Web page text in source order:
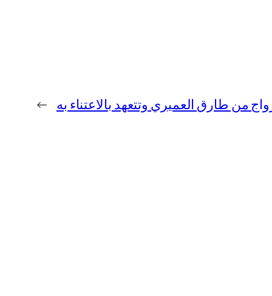
من طارق العميري وتتعهد بالاعتناء به →